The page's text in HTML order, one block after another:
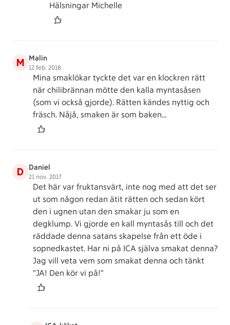
Hälsningar Michelle
M Malin
12 feb. 2018
Mina smaklökar tyckte det var en klockren rätt
när chilibrännan mötte den kalla myntasåsen
(som vi också gjorde). Rätten kändes nyttig och
fräsch. Nåjå, smaken är som baken...
D Daniel
21 nov. 2017
Det här var fruktansvärt, inte nog med att det ser
ut som någon redan ätit rätten och sedan kört
den i ugnen utan den smakar ju som en
degklump. Vi gjorde en kall myntasås till och det
räddade denna satans skapelse från ett öde i
sopnedkastet. Har ni på ICA själva smakat denna?
Jag vill veta vem som smakat denna och tänkt
"JA! Den kör vi på!"